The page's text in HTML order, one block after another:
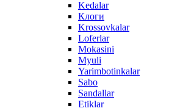
Kedalar
Клоги
Krossovkalar
Loferlar
Mokasini
Myuli
Yarimbotinkalar
Sabo
Sandallar
Etiklar